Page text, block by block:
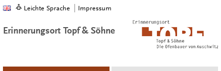
Leichte Sprache Impressum
Erinnerungsort Topf & Söhne